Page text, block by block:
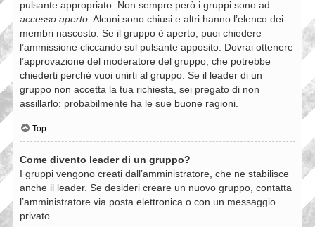
pulsante appropriato. Non sempre però i gruppi sono ad
accesso aperto. Alcuni sono chiusi e altri hanno l’elenco dei
membri nascosto. Se il gruppo è aperto, puoi chiedere
l’ammissione cliccando sul pulsante apposito. Dovrai ottenere
l’approvazione del moderatore del gruppo, che potrebbe
chiederti perché vuoi unirti al gruppo. Se il leader di un
gruppo non accetta la tua richiesta, sei pregato di non
assillarlo: probabilmente ha le sue buone ragioni.
Top
Come divento leader di un gruppo?
I gruppi vengono creati dall’amministratore, che ne stabilisce
anche il leader. Se desideri creare un nuovo gruppo, contatta
l’amministratore via posta elettronica o con un messaggio
privato.